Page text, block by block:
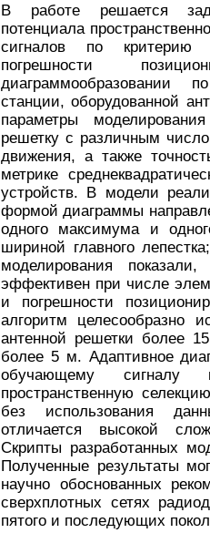
В работе решается
потенциала
сигналов по критерию
погрешности
диаграммообразовании
станции, оборудованной
параметры
решетку с различным
движения, а также
метрике
устройств. В модели
формой диаграммы
одного максимума и
шириной главного
моделирования
эффективен при числе
и погрешности
алгоритм целесообразно
антенной решетки более
более 5 м. Адаптивное
обучающему сигналу
пространственную
без использования
отличается высокой
Скрипты разработанных
Полученные результаты
научно обоснованных
сверхплотных сетях
пятого и последующих